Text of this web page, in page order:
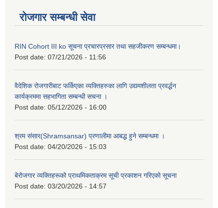
रोजगार सम्बन्धी सेवा
RIN Cohort III ko सूचना प्रचारप्रसार तथा सहजीकरण सम्बन्धमा।
Post date: 07/21/2026 - 11:56
वैदेशिक रोजगारीबाट फर्किएका व्यक्तिहरुका लागि उद्यमशीलता प्रवर्द्धन
कार्यक्रममा सहभागिता सम्बन्धी सचना ।
Post date: 05/12/2026 - 16:00
श्रम संसार(Shramsansar) प्रणालीमा आबद्ध हुने सम्बन्धमा ।
Post date: 04/20/2026 - 15:03
बेरोजगार व्यक्तिहरूको प्राथमिकताक्रम सूची प्रकाशन गरिएको सूचना
Post date: 03/20/2026 - 14:57